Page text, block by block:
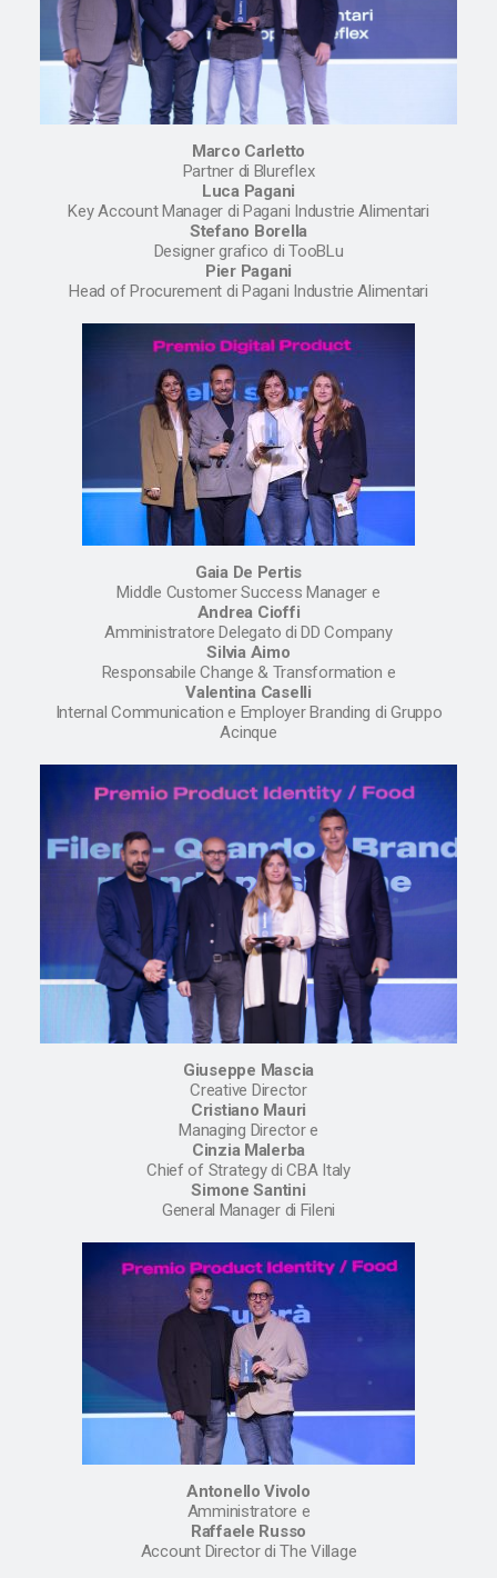
Marco Carletto
Partner di Blureflex
Luca Pagani
Key Account Manager di Pagani Industrie Alimentari
Stefano Borella
Designer grafico di TooBLu
Pier Pagani
Head of Procurement di Pagani Industrie Alimentari
Gaia De Pertis
Middle Customer Success Manager e
Andrea Cioffi
Amministratore Delegato di DD Company
Silvia Aimo
Responsabile Change & Transformation e
Valentina Caselli
Internal Communication e Employer Branding di Gruppo
Acinque
Giuseppe Mascia
Creative Director
Cristiano Mauri
Managing Director e
Cinzia Malerba
Chief of Strategy di CBA Italy
Simone Santini
General Manager di Fileni
Antonello Vivolo
Amministratore e
Raffaele Russo
Account Director di The Village